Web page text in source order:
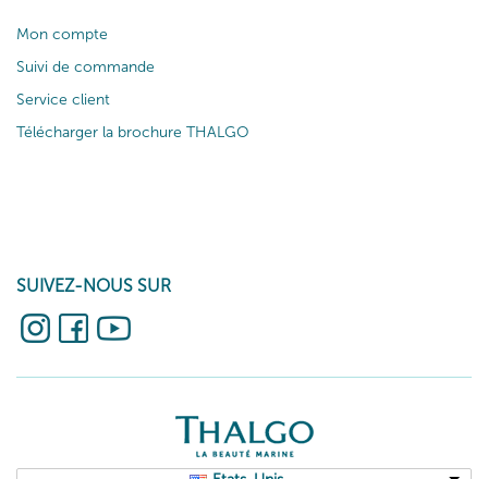
Mon compte
Suivi de commande
Service client
Télécharger la brochure THALGO
SUIVEZ-NOUS SUR